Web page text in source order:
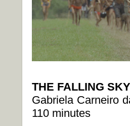
THE FALLING SKY
Gabriela
110 minutes